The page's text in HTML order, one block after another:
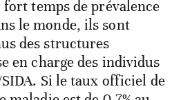
fort temps de prévalence
le monde, ils sont
des structures
en charge des individus
Si le taux officiel de